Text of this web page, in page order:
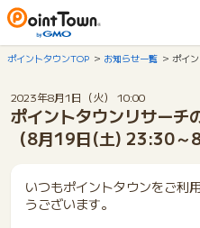
ポイントタウンTOP お知らせ一覧 ポイ
2023年8月1日（火） 10:00
ポイントタウンリサーチ
（8月19日(土) 23:30～
いつもポイントタウンをご利
うございます。